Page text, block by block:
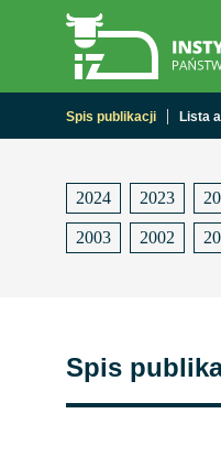
Spis publikacji Lista
2024 2023
2003 2002
Spis